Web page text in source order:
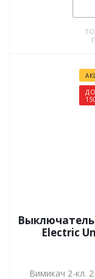
Выключатель
Electric
Вимикач 2-кл.